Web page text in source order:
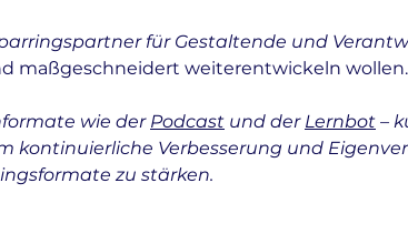
für Gestaltende und
maßgeschneidert weiterentwickeln wollen.
wie der Podcast und der Lernbot –
kontinuierliche Verbesserung und
zu stärken.